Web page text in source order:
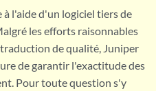
l'aide d'un logiciel tiers de
les efforts raisonnables
de qualité, Juniper
de garantir l'exactitude des
Pour toute question s'y